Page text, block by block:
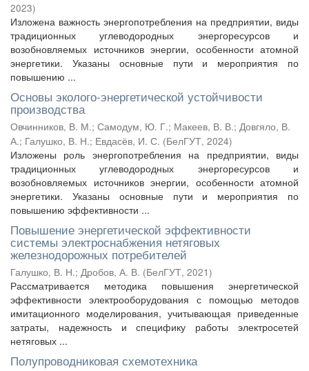
2023)
Изложена важность энергопотребления на предприятии, виды
традиционных углеводородных энергоресурсов и
возобновляемых источников энергии, особенности атомной
энергетики. Указаны основные пути и мероприятия по
повышению ...
Основы эколого-энергетической устойчивости
производства
Овчинников, В. М.; Самодум, Ю. Г.; Макеев, В. В.; Довгяло, В.
А.; Галушко, В. Н.; Евдасёв, И. С. (БелГУТ, 2024)
Изложены роль энергопотребления на предприятии, виды
традиционных углеводородных энергоресурсов и
возобновляемых источников энергии, особенности атомной
энергетики. Указаны основные пути и мероприятия по
повышению эффективности ...
Повышение энергетической эффективности
системы электроснабжения нетяговых
железнодорожных потребителей
Галушко, В. Н.; Дробов, А. В. (БелГУТ, 2021)
Рассматривается методика повышения энергетической
эффективности электрооборудования с помощью методов
имитационного моделирования, учитывающая приведенные
затраты, надежность и специфику работы электросетей
нетяговых ...
Полупроводниковая схемотехника